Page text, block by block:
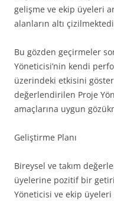
gelişme ve ekip üyeleri
alanların altı
Bu gözden geçirmeler
Yöneticisi’nin kendi
üzerindeki etkisini
değerlendirilen Proje
amaçlarına uygun
Geliştirme Planı
Bireysel ve takım
üyelerine pozitif bir getiri
Yöneticisi ve ekip